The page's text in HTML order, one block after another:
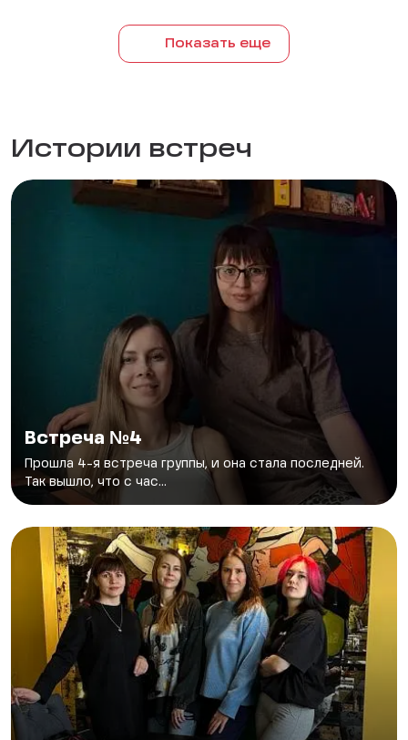
Показать еще
Истории встреч
Встреча №4
Прошла 4-я встреча группы, и она стала последней.
Так вышло, что с час...